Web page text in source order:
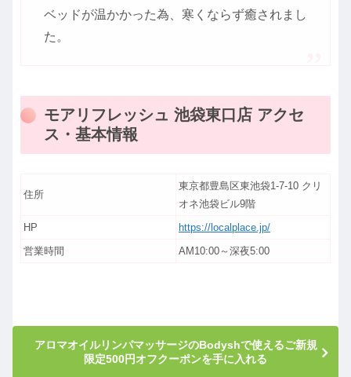
ベッドが温かかった為、寒くならず癒されまし
た。
モアリフレッシュ 池袋東口店 アクセ
ス・基本情報
住所
東京都豊島区東池袋1-7-10 クリ
オネ池袋ビル9階
HP
https://localplace.jp/
営業時間
AM10:00～深夜5:00
アロマオイルリンパマッサージのBodyshで使えるご新規
限定500円オフクーポンを手に入れる